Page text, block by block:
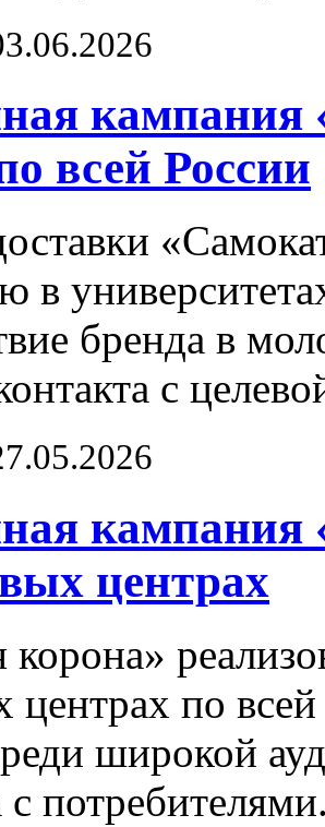
кампания
всей России
в
бренда в
с
кампания
центрах
корона»
центрах по
широкой
с